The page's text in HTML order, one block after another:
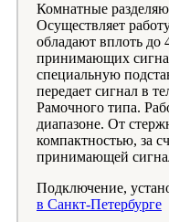
Комнатные
Осуществляет
обладают вплоть до
принимающих
специальную
передает сигнал в
Рамочного типа.
диапазоне. От
компактностью, за
принимающей
Подключение,
в Санкт-Петербурге